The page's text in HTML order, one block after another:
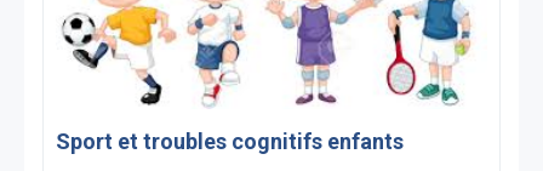
Sport et troubles cognitifs enfants